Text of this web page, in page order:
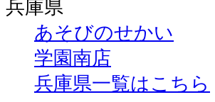
兵庫県
あそびのせかい
学園南店
兵庫県一覧はこちら